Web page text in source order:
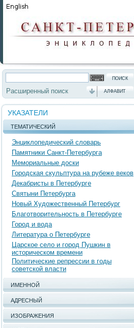
Расширенный поиск АЛФАВИТ
УКАЗАТЕЛИ
ТЕМАТИЧЕСКИЙ
Энциклопедический словарь
Памятники Санкт-Петербурга
Мемориальные доски
Городская скульптура на рубеже веков
Декабристы в Петербурге
Святыни Петербурга
Новый Художественный Петербург
Благотворительность в Петербурге
Город и вода
Литература о Петербурге
Царское село и город Пушкин в
историческом времени
Политические репрессии в годы
советской власти
ИМЕННОЙ
АДРЕСНЫЙ
ИЗОБРАЖЕНИЯ